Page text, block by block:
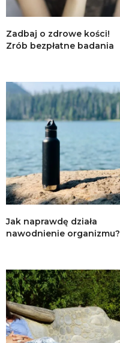
Zadbaj o zdrowe kości!
Zrób bezpłatne badania
Jak naprawdę działa
nawodnienie organizmu?